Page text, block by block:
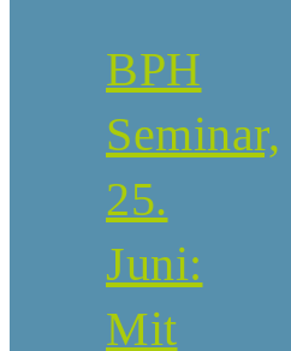
BPH
Seminar,
25.
Juni:
Mit